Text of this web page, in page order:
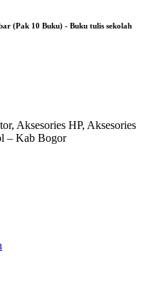
(Pak 10 Buku) - Buku tulis sekolah
Aksesories HP, Aksesories
– Kab Bogor